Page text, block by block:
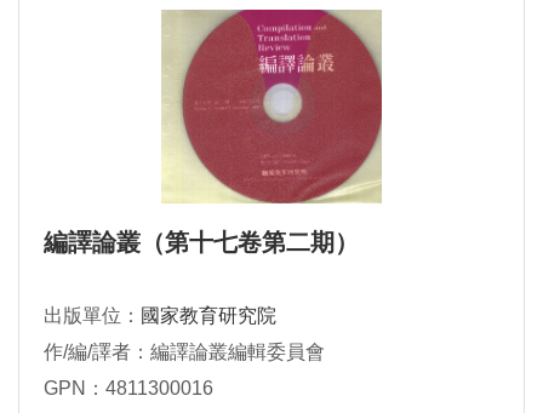
編譯論叢（第十七卷第二期）
出版單位： 國家教育研究院
作/編/譯者：編譯論叢編輯委員會
GPN：4811300016